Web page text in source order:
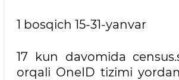
1 bosqich 15-31-yanvar
17 kun davomida
orqali OneID tizimi